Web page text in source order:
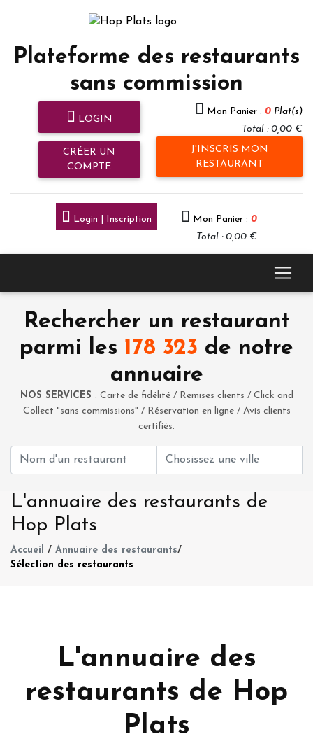
Plateforme des restaurants
sans commission
LOGIN
CRÉER UN
COMPTE
Mon Panier : 0 Plat(s)
Total : 0,00 €
J'INSCRIS MON
RESTAURANT
Login | Inscription Mon Panier : 0
Total : 0,00 €
Rechercher un restaurant
parmi les 178 323 de notre
annuaire
NOS SERVICES : Carte de fidélité / Remises clients / Click and
Collect "sans commissions" / Réservation en ligne / Avis clients
certifiés.
L'annuaire des restaurants de
Hop Plats
Accueil / Annuaire des restaurants/
Sélection des restaurants
L'annuaire des
restaurants de Hop
Plats